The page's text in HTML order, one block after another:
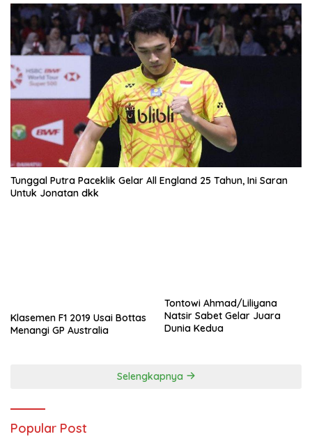
Tunggal Putra Paceklik Gelar All England 25 Tahun, Ini Saran
Untuk Jonatan dkk
Klasemen F1 2019 Usai Bottas
Menangi GP Australia
Tontowi Ahmad/Liliyana
Natsir Sabet Gelar Juara
Dunia Kedua
Selengkapnya
Popular Post